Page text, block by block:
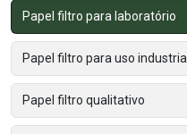
Papel filtro para laboratório
Papel filtro para uso industrial
Papel filtro qualitativo